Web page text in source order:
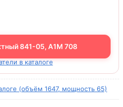
841-05, A1M 708
в каталоге
(объём 1647, мощность 65)